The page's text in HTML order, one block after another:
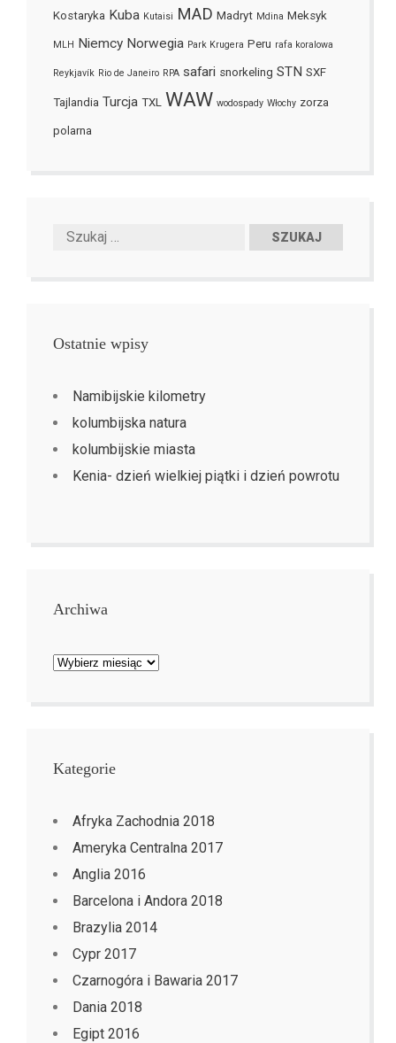
Kostaryka Kuba Kutaisi MAD Madryt Mdina Meksyk
MLH Niemcy Norwegia Park Krugera Peru rafa koralowa
Reykjavík Rio de Janeiro RPA safari snorkeling STN SXF
Tajlandia Turcja TXL WAW wodospady Włochy zorza
polarna
Ostatnie wpisy
Namibijskie kilometry
kolumbijska natura
kolumbijskie miasta
Kenia- dzień wielkiej piątki i dzień powrotu
Archiwa
Archiwa
Kategorie
Afryka Zachodnia 2018
Ameryka Centralna 2017
Anglia 2016
Barcelona i Andora 2018
Brazylia 2014
Cypr 2017
Czarnogóra i Bawaria 2017
Dania 2018
Egipt 2016